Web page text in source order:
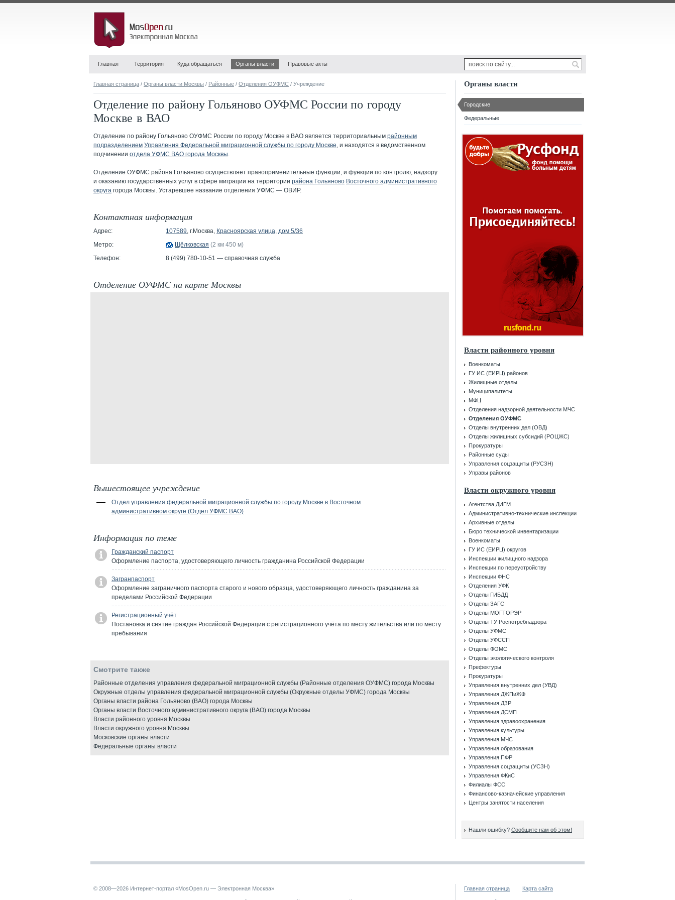
Главная Территория Куда обращаться Органы власти Правовые акты
Главная страница / Органы власти Москвы / Районные / Отделения ОУФМС / Учреждение
Отделение по району Гольяново ОУФМС России по городу
Москве в ВАО
Отделение по району Гольяново ОУФМС России по городу Москве в ВАО является территориальным районным
подразделением Управления Федеральной миграционной службы по городу Москве, и находятся в ведомственном
подчинении отдела УФМС ВАО города Москвы.
Отделение ОУФМС района Гольяново осуществляет правоприменительные функции, и функции по контролю, надзору
и оказанию государственных услуг в сфере миграции на территории района Гольяново Восточного административного
округа города Москвы. Устаревшее название отделения УФМС — ОВИР.
Контактная информация
Адрес: 107589, г.Москва, Красноярская улица, дом 5/36
Метро:
Щёлковская (2 км 450 м)
Телефон:
8 (499) 780-10-51 — справочная служба
Отделение ОУФМС на карте Москвы
Вышестоящее учреждение
Отдел управления федеральной миграционной службы по городу Москве в Восточном
административном округе (Отдел УФМС ВАО)
Информация по теме
Гражданский паспорт
Оформление паспорта, удостоверяющего личность гражданина Российской Федерации
Загранпаспорт
Оформление заграничного паспорта старого и нового образца, удостоверяющего личность гражданина за
пределами Российской Федерации
Регистрационный учёт
Постановка и снятие граждан Российской Федерации с регистрационного учёта по месту жительства или по месту
пребывания
Смотрите также
Районные отделения управления федеральной миграционной службы (Районные отделения ОУФМС) города Москвы
Окружные отделы управления федеральной миграционной службы (Окружные отделы УФМС) города Москвы
Органы власти района Гольяново (ВАО) города Москвы
Органы власти Восточного административного округа (ВАО) города Москвы
Власти районного уровня Москвы
Власти окружного уровня Москвы
Московские органы власти
Федеральные органы власти
Органы власти
Городские
Федеральные
Власти районного уровня
Военкоматы
ГУ ИС (ЕИРЦ) районов
Жилищные отделы
Муниципалитеты
МФЦ
Отделения надзорной деятельности МЧС
Отделения ОУФМС
Отделы внутренних дел (ОВД)
Отделы жилищных субсидий (РОЦЖС)
Прокуратуры
Районные суды
Управления соцзащиты (РУСЗН)
Управы районов
Власти окружного уровня
Агентства ДИГМ
Административно-технические инспекции
Архивные отделы
Бюро технической инвентаризации
Военкоматы
ГУ ИС (ЕИРЦ) округов
Инспекции жилищного надзора
Инспекции по переустройству
Инспекции ФНС
Отделения УФК
Отделы ГИБДД
Отделы ЗАГС
Отделы МОГТОРЭР
Отделы ТУ Роспотребнадзора
Отделы УФМС
Отделы УФССП
Отделы ФОМС
Отделы экологического контроля
Префектуры
Прокуратуры
Управления внутренних дел (УВД)
Управления ДЖПиЖФ
Управления ДЗР
Управления ДСМП
Управления здравоохранения
Управления культуры
Управления МЧС
Управления образования
Управления ПФР
Управления соцзащиты (УСЗН)
Управления ФКиС
Филиалы ФСС
Финансово-казначейские управления
Центры занятости населения
Нашли ошибку? Сообщите нам об этом!
© 2008—2026 Интернет-портал «MosOpen.ru — Электронная Москва» Главная страница Карта сайта